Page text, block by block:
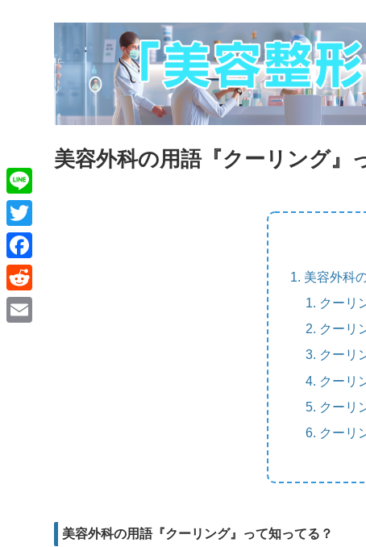
美容外科の用語『クーリング』
美容外科
クーリ
クーリ
クーリ
クーリ
クーリ
クーリ
美容外科の用語『クーリング』って知ってる？
L
i
n
e
T
w
i
t
F
a
c
R